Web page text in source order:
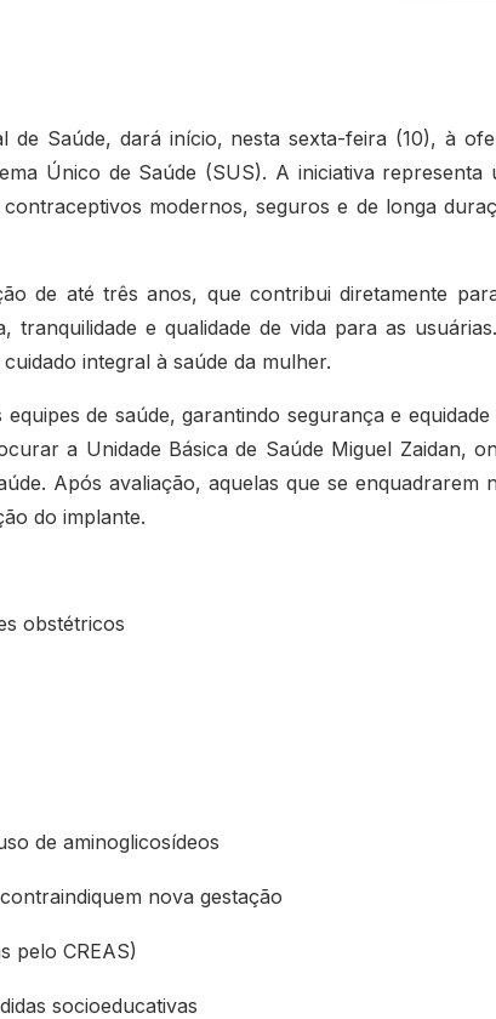
Saúde, dará início, nesta sexta-feira (10), à
Único de Saúde (SUS). A iniciativa representa
modernos, seguros e de longa
de até três anos, que contribui diretamente
tranquilidade e qualidade de vida para as
integral à saúde da mulher.
de saúde, garantindo segurança e equidade
a Unidade Básica de Saúde Miguel Zaidan,
Após avaliação, aquelas que se enquadrarem
do implante.
obstétricos
de aminoglicosídeos
nova gestação
pelo CREAS)
socioeducativas